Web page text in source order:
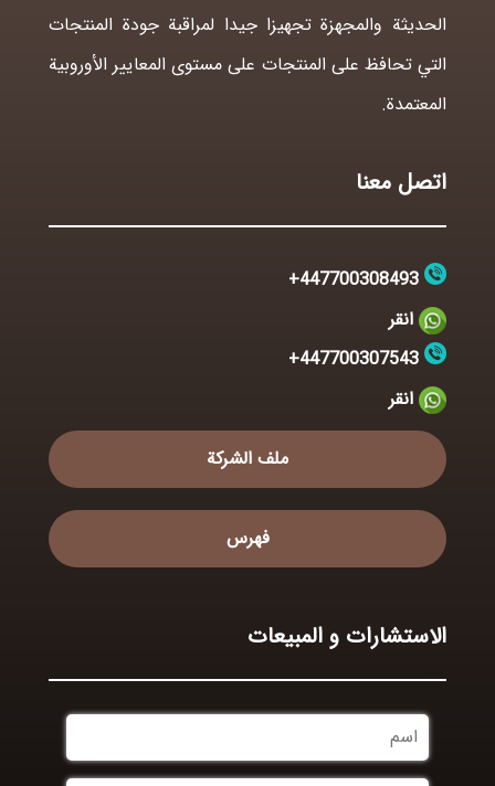
الحديثة والمجهزة تجهيزا جيدا لمراقبة جودة المنتجات
التي تحافظ على المنتجات على مستوى المعايير الأوروبية
المعتمدة.
اتصل معنا
447700308493+
انقر
447700307543+
انقر
ملف الشركة
فهرس
الاستشارات و المبیعات
اسم